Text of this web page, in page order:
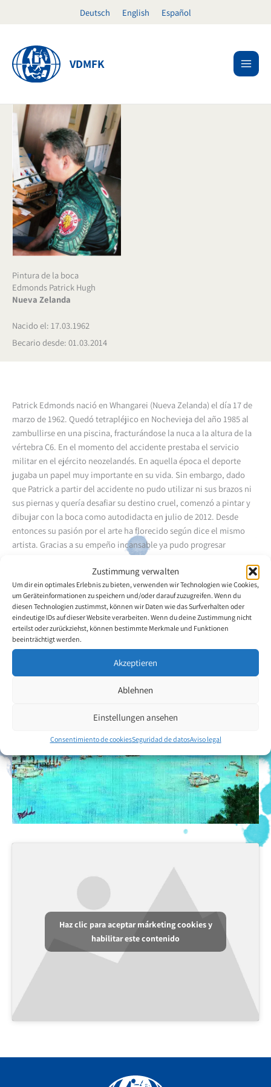
Zustimmung verwalten
Um dir ein optimales Erlebnis zu bieten, verwenden wir Technologien wie Cookies,
um Geräteinformationen zu speichern und/oder darauf zuzugreifen. Wenn du
diesen Technologien zustimmst, können wir Daten wie das Surfverhalten oder
eindeutige IDs auf dieser Website verarbeiten. Wenn du deine Zustimmung nicht
erteilst oder zurückziehst, können bestimmte Merkmale und Funktionen
beeinträchtigt werden.
Akzeptieren
Ablehnen
Einstellungen ansehen
Consentimiento de cookiesSeguridad de datosAviso legal
Deutsch English Español
VDMFK
Pintura de la boca
Edmonds Patrick Hugh
Nueva Zelanda
Nacido el: 17.03.1962
Becario desde: 01.03.2014
Patrick Edmonds nació en Whangarei (Nueva Zelanda) el día 17 de
marzo de 1962. Quedó tetrapléjico en Nochevieja del año 1985 al
zambullirse en una piscina, fracturándose la nuca a la altura de la
vértebra C6. En el momento del accidente prestaba el servicio
militar en el ejército neozelandés. En aquella época el deporte
jugaba un papel muy importante en su vida. Sin embargo, dado
que Patrick a partir del accidente no pudo utilizar ni sus brazos ni
sus piernas y quería desafiar su destino cruel, comenzó a pintar y
dibujar con la boca como autodidacta en julio de 2012. Desde
entonces su pasión por el arte ha florecido según dice el mismo
artista. Gracias a su empeño incansable ya pudo progresar
considerablemente en la pintura con la boca.
Volver a la descripción general del artista
Haz clic para aceptar márketing cookies y
habilitar este contenido
Facebook
YouTube
Instagram